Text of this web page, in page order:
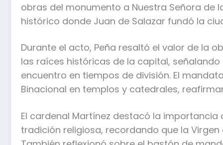
obras del monumento a Nuestra Señora de
histórico donde Juan de Salazar fundó la
Durante el acto, Peña resaltó el valor de la
las raíces históricas de la capital,
encuentro en tiempos de división. El
Binacional en templos y catedrales,
El cardenal Martínez destacó la
tradición religiosa, recordando que la